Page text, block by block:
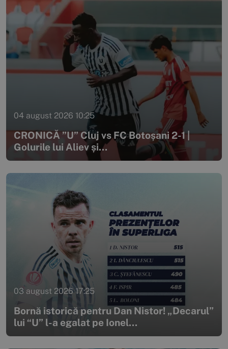
04 august 2026 10:25
CRONICĂ ”U” Cluj vs FC Botoșani 2-1 |
Golurile lui Aliev și...
03 august 2026 17:25
Bornă istorică pentru Dan Nistor! „Decarul”
lui “U” l-a egalat pe Ionel...